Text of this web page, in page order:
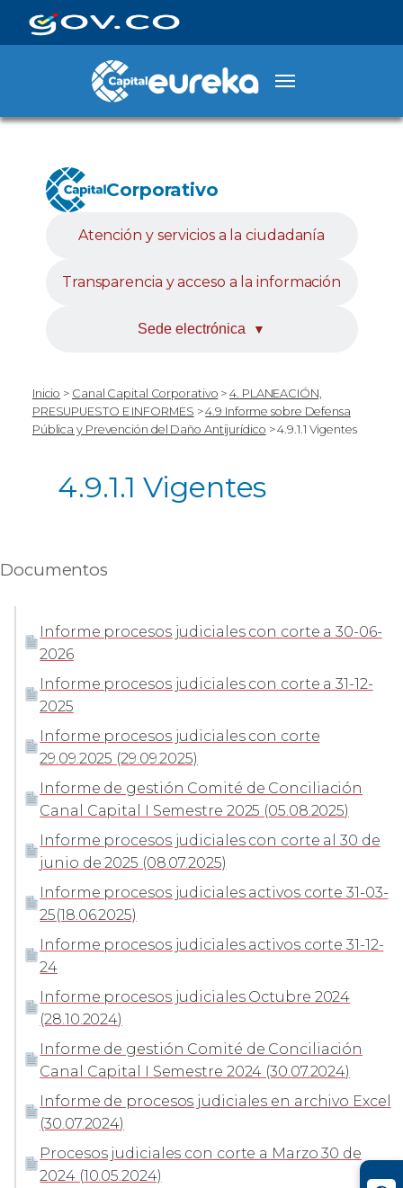
Corporativo
Atención y servicios a la ciudadanía
Transparencia y acceso a la información
Sede electrónica ▼
Inicio > Canal Capital Corporativo >4. PLANEACIÓN,
PRESUPUESTO E INFORMES >4.9 Informe sobre Defensa
Pública y Prevención del Daño Antijurídico >4.9.1.1 Vigentes
4.9.1.1 Vigentes
Documentos
Informe procesos judiciales con corte a 30-06-
2026
Informe procesos judiciales con corte a 31-12-
2025
Informe procesos judiciales con corte
29.09.2025 (29.09.2025)
Informe de gestión Comité de Conciliación
Canal Capital I Semestre 2025 (05.08.2025)
Informe procesos judiciales con corte al 30 de
junio de 2025 (08.07.2025)
Informe procesos judiciales activos corte 31-03-
25(18.06.2025)
Informe procesos judiciales activos corte 31-12-
24
Informe procesos judiciales Octubre 2024
(28.10.2024)
Informe de gestión Comité de Conciliación
Canal Capital I Semestre 2024 (30.07.2024)
Informe de procesos judiciales en archivo Excel
(30.07.2024)
Procesos judiciales con corte a Marzo 30 de
2024 (10.05.2024)